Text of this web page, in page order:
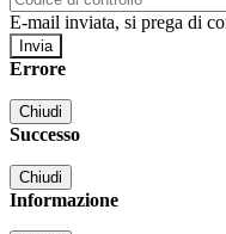
E-mail inviata, si prega di
Errore
Chiudi
Successo
Chiudi
Informazione